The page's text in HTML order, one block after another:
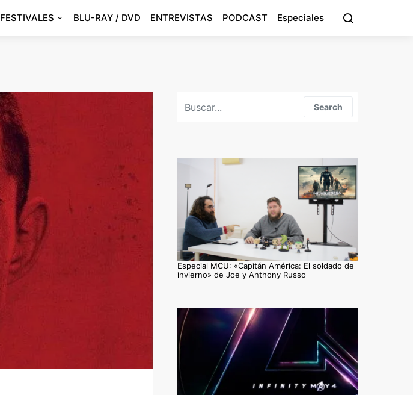
FESTIVALES BLU-RAY / DVD ENTREVISTAS PODCAST Especiales
Search
Especial MCU: «Capitán América: El soldado de
invierno» de Joe y Anthony Russo